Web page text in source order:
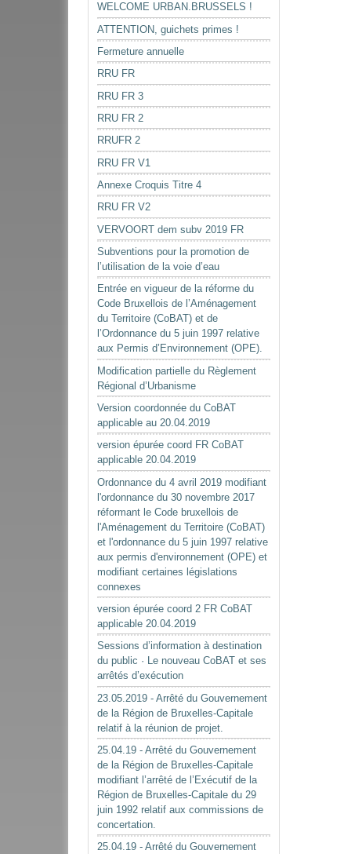
WELCOME URBAN.BRUSSELS !
ATTENTION, guichets primes !
Fermeture annuelle
RRU FR
RRU FR 3
RRU FR 2
RRUFR 2
RRU FR V1
Annexe Croquis Titre 4
RRU FR V2
VERVOORT dem subv 2019 FR
Subventions pour la promotion de
l’utilisation de la voie d’eau
Entrée en vigueur de la réforme du
Code Bruxellois de l’Aménagement
du Territoire (CoBAT) et de
l’Ordonnance du 5 juin 1997 relative
aux Permis d’Environnement (OPE).
Modification partielle du Règlement
Régional d’Urbanisme
Version coordonnée du CoBAT
applicable au 20.04.2019
version épurée coord FR CoBAT
applicable 20.04.2019
Ordonnance du 4 avril 2019 modifiant
l'ordonnance du 30 novembre 2017
réformant le Code bruxellois de
l'Aménagement du Territoire (CoBAT)
et l'ordonnance du 5 juin 1997 relative
aux permis d'environnement (OPE) et
modifiant certaines législations
connexes
version épurée coord 2 FR CoBAT
applicable 20.04.2019
Sessions d’information à destination
du public · Le nouveau CoBAT et ses
arrêtés d’exécution
23.05.2019 - Arrêté du Gouvernement
de la Région de Bruxelles-Capitale
relatif à la réunion de projet.
25.04.19 - Arrêté du Gouvernement
de la Région de Bruxelles-Capitale
modifiant l’arrêté de l’Exécutif de la
Région de Bruxelles-Capitale du 29
juin 1992 relatif aux commissions de
concertation.
25.04.19 - Arrêté du Gouvernement